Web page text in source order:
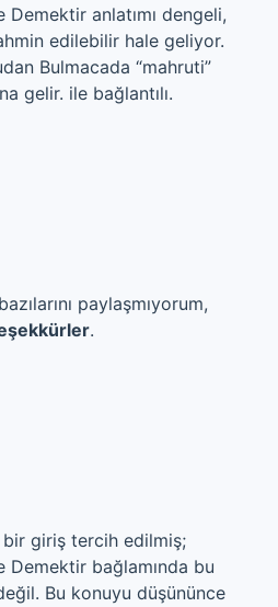
anlatımı dengeli,
edilebilir hale geliyor.
Bulmacada “mahruti”
gelir. ile bağlantılı.
paylaşmıyorum,
.
giriş tercih edilmiş;
Demektir bağlamında bu
Bu konuyu düşününce